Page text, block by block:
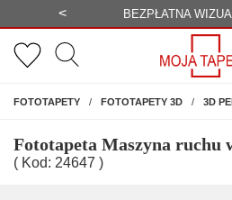
< BEZPŁATNA
FOTOTAPETYNA ŚCIANĘ
FOTOTAPETY 3D 3D
Fototapeta Maszyna ruchu
( Kod: 24647 )